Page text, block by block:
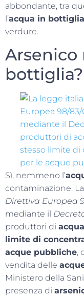
abbondante, tra
l’acqua in bottiglia
verdure.
Arsenico
bottiglia?
Sì, nemmeno l’
contaminazione.
Direttiva Europea
mediante il
produttori di
limite di
acque pubbliche,
vendita delle
Ministero della
presenza di